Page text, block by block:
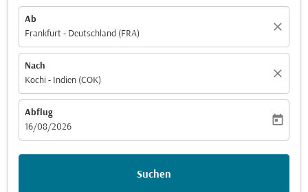
Ab
Frankfurt - Deutschland (FRA)
close
Nach
Kochi - Indien (COK)
close
Abflug
fc-booking-departure-date-aria-label
16/08/2026
today
Suchen